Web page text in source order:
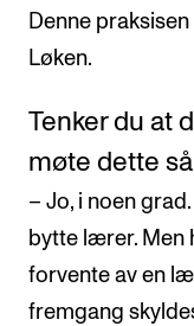
Denne
Løken.
Tenker du at
møte dette
– Jo, i noen
bytte lærer. Men
forvente av en
fremgang